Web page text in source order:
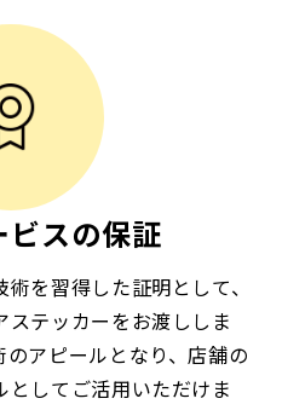
ビスの保証
を習得した証明として、
テッカーをお渡ししま
アピールとなり、店舗の
してご活用いただけま